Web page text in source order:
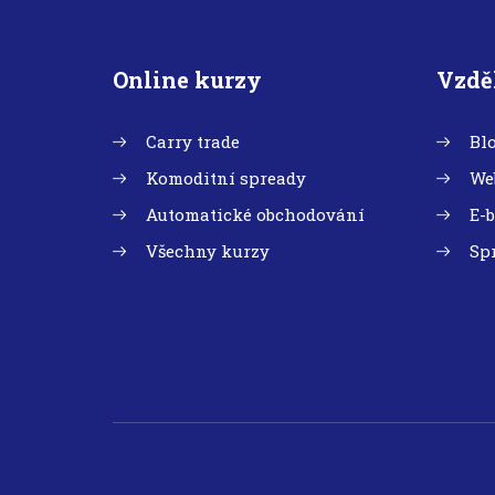
Online kurzy
Carry trade
Komoditní spready
Automatické obchodování
Všechny kurzy
E-